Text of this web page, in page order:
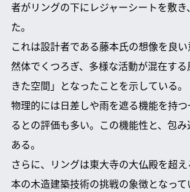
者がリングの下にレジャーシートを敷
た。
これは設計者である藤本氏の想像を良
然体でくつろぎ、多様な活動が混在す
きた空間」となったことを示している。
物理的には日差しや雨を遮る機能を持
るとの評価も多い。この機能性と、包
ある。
さらに、リングは東大寺の大仏殿を超
本の木造建築技術の挑戦の象徴となっ